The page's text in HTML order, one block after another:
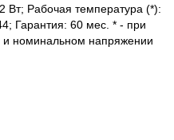
Вт; Рабочая температура (*):
Гарантия: 60 мес. * - при
номинальном напряжении